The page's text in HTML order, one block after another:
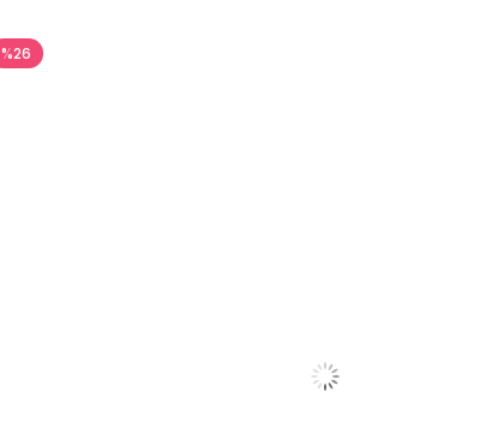
%26